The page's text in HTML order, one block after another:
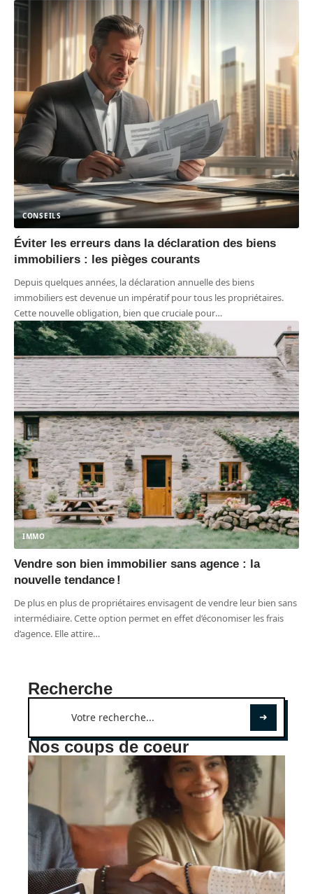
CONSEILS
Éviter les erreurs dans la déclaration des biens
immobiliers : les pièges courants
Depuis quelques années, la déclaration annuelle des biens
immobiliers est devenue un impératif pour tous les propriétaires.
Cette nouvelle obligation, bien que cruciale pour…
IMMO
Vendre son bien immobilier sans agence : la
nouvelle tendance !
De plus en plus de propriétaires envisagent de vendre leur bien sans
intermédiaire. Cette option permet en effet d’économiser les frais
d’agence. Elle attire…
Recherche
Nos coups de coeur